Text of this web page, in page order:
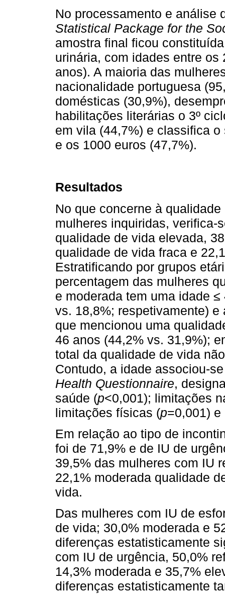
No processamento e análise
Statistical Package for the
amostra final ficou
urinária, com idades entre
anos). A maioria das
nacionalidade portuguesa
domésticas (30,9%),
habilitações literárias o 3º
em vila (44,7%) e classifica
e os 1000 euros (47,7%).
Resultados
No que concerne à
mulheres inquiridas, verifica-
qualidade de vida elevada,
qualidade de vida fraca e
Estratificando por grupos
percentagem das mulheres
e moderada tem uma idade
vs. 18,8%; respetivamente)
que mencionou uma
46 anos (44,2% vs. 31,9%);
total da qualidade de vida
Contudo, a idade associou-
Health Questionnaire,
saúde (p<0,001); limitações
limitações físicas (p=0,001)
Em relação ao tipo de
foi de 71,9% e de IU de
39,5% das mulheres com IU
22,1% moderada qualidade
vida.
Das mulheres com IU de
de vida; 30,0% moderada e
diferenças estatisticamente
com IU de urgência, 50,0%
14,3% moderada e 35,7%
diferenças estatisticamente